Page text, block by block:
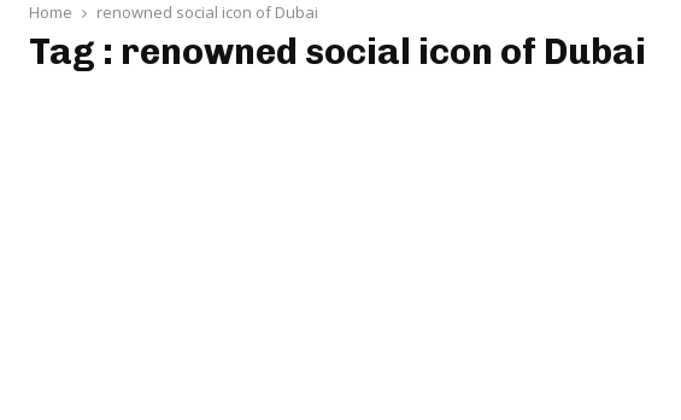
Home renowned social icon of Dubai
Tag : renowned social icon of Dubai